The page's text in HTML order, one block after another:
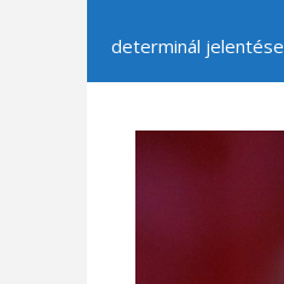
determinál jelentése